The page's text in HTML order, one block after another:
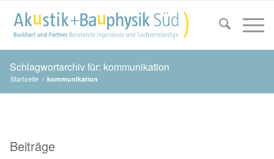
Schlagwortarchiv für: kommunikation
Startseite / kommunikation
Beiträge